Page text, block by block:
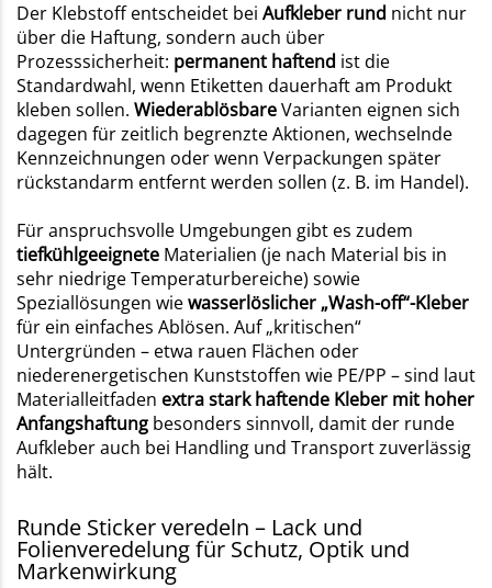
Der Klebstoff entscheidet bei Aufkleber rund nicht nur
über die Haftung, sondern auch über
Prozesssicherheit: permanent haftend ist die
Standardwahl, wenn Etiketten dauerhaft am Produkt
kleben sollen. WiederablösbareVarianten eignen sich
dagegen für zeitlich begrenzte Aktionen, wechselnde
Kennzeichnungen oder wenn Verpackungen später
rückstandarm entfernt werden sollen (z. B. im Handel).
Für anspruchsvolle Umgebungen gibt es zudem
tiefkühlgeeignete Materialien (je nach Material bis in
sehr niedrige Temperaturbereiche) sowie
Speziallösungen wiewasserlöslicher „Wash-off“-Kleber
für ein einfaches Ablösen. Auf „kritischen“
Untergründen – etwa rauen Flächen oder
niederenergetischen Kunststoffen wie PE/PP – sind laut
Materialleitfaden extra stark haftende Kleber mit hoher
Anfangshaftung besonders sinnvoll, damit der runde
Aufkleber auch bei Handling und Transport zuverlässig
hält.
Runde Sticker veredeln – Lack und
Folienveredelung für Schutz, Optik und
Markenwirkung